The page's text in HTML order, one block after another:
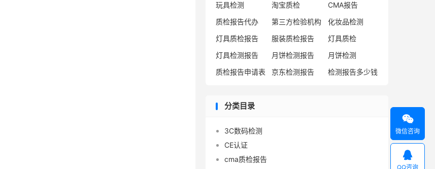
玩具检测
淘宝质检
CMA报告
质检报告代办
第三方检验机构
化妆品检测
灯具质检报告
服装质检报告
灯具质检
灯具检测报告
月饼检测报告
月饼检测
质检报告申请表
京东检测报告 检测报告多少钱
分类目录
3C数码检测
CE认证
cma质检报告

微信咨询

QQ咨询